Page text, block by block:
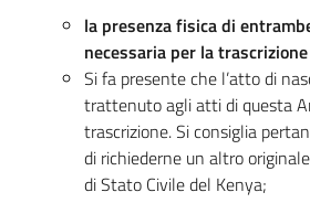
la presenza fisica di
necessaria per la
Si fa presente che l’atto di
trattenuto agli atti di questa
trascrizione. Si consiglia
di richiederne un altro
di Stato Civile del Kenya;